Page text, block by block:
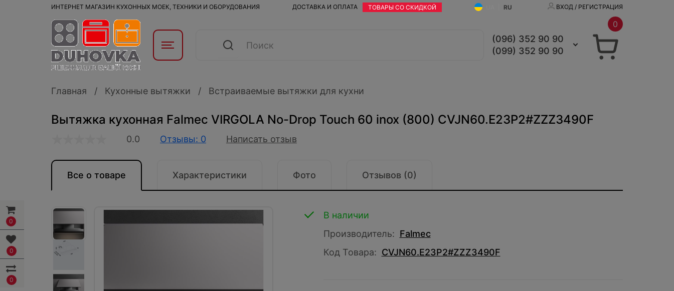
0
0
0
ИНТЕРНЕТ МАГАЗИН КУХОННЫХ МОЕК, ТЕХНИКИ И ОБОРУДОВАНИЯ ДОСТАВКА И ОПЛАТА ТОВАРЫ СО СКИДКОЙ RU ВХОД / РЕГИСТРАЦИЯ
(096) 352 90 90
(099) 352 90 90
0
Главная Кухонные вытяжки Встраиваемые вытяжки для кухни
Вытяжка кухонная Falmec VIRGOLA No-Drop Touch 60 inox (800) CVJN60.E23P2#ZZZ3490F
0.0 Отзывы: 0 Написать отзыв
Все о товаре Характеристики Фото Отзывов (0)
В наличии
Производитель: Falmec
Код Товара: CVJN60.E23P2#ZZZ3490F